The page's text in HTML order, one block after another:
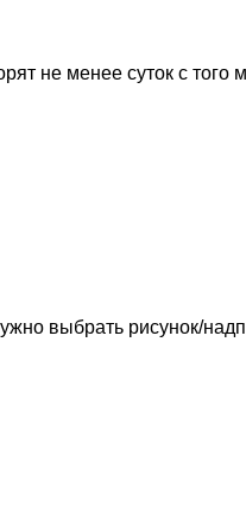
не менее суток с того
выбрать рисунок/